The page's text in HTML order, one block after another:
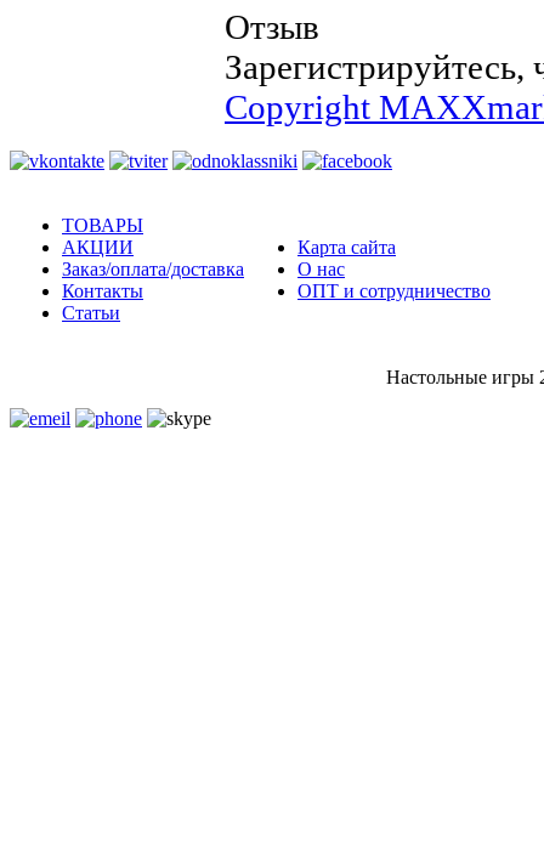
Отзыв
Зарегистрируйтесь,
Copyright
ТОВАРЫ
АКЦИИ
Заказ/оплата/доставка
Контакты
Статьи
Карта сайта
О нас
ОПТ и сотрудничество